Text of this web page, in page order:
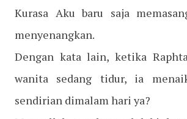
Kurasa Aku baru saja
menyenangkan.
Dengan kata lain, ketika
wanita sedang tidur, ia
sendirian dimalam hari ya?